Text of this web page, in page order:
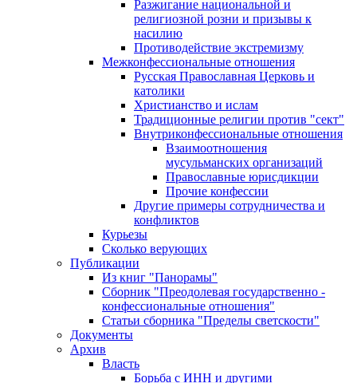
Разжигание национальной и
религиозной розни и призывы к
насилию
Противодействие экстремизму
Межконфессиональные отношения
Русская Православная Церковь и
католики
Христианство и ислам
Традиционные религии против "сект"
Внутриконфессиональные отношения
Взаимоотношения
мусульманских организаций
Православные юрисдикции
Прочие конфессии
Другие примеры сотрудничества и
конфликтов
Курьезы
Сколько верующих
Публикации
Из книг "Панорамы"
Сборник "Преодолевая государственно -
конфессиональные отношения"
Статьи сборника "Пределы светскости"
Документы
Архив
Власть
Борьба с ИНН и другими